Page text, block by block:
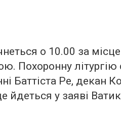
о 10.00 за
Похоронну літургію
Баттіста Ре, декан
йдеться у заяві